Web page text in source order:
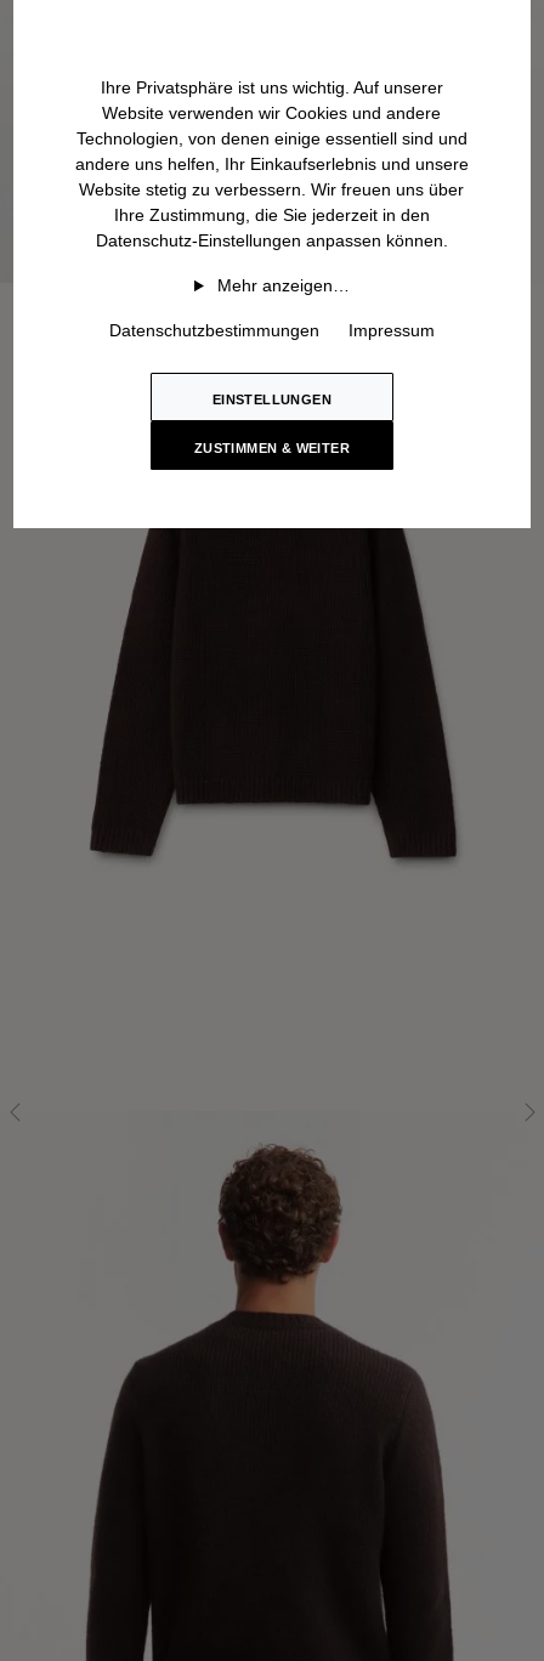
Ihre Privatsphäre ist uns wichtig. Auf unserer
Website verwenden wir Cookies und andere
Technologien, von denen einige essentiell sind und
andere uns helfen, Ihr Einkaufserlebnis und unsere
Website stetig zu verbessern. Wir freuen uns über
Ihre Zustimmung, die Sie jederzeit in den
Datenschutz-Einstellungen anpassen können.
Mehr anzeigen…
Datenschutzbestimmungen Impressum
EINSTELLUNGEN
ZUSTIMMEN & WEITER